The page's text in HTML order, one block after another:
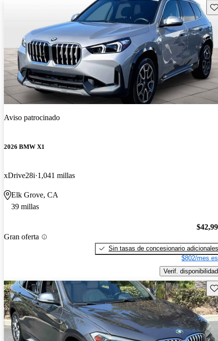
Aviso patrocinado
2026 BMW X1
xDrive28i 1,041 millas
Elk Grove, CA
39 millas
Gran oferta
Sin tasas de concesionario adicionales
$802/mes
Verif. disponibilidad